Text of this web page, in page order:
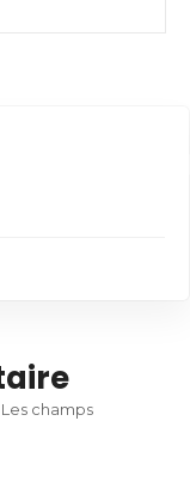
Les champs